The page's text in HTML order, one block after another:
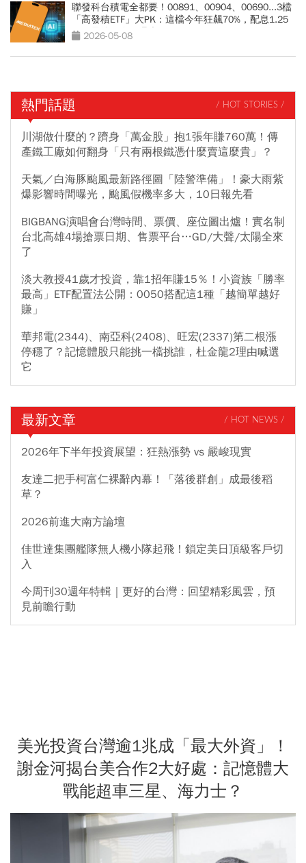
聯發科台積電全都要！00891、00904、00690...3檔
「高發積ETF」大PK：這檔今年狂飆70%，配息1.25
元、最後買進日曝光
2026-05-08
熱門話題 / HOT STORIES /
川湖做什麼的？躋身「萬金股」抱1張年賺760萬！傳
產鐵工廠如何翻身「只有兩根鐵憑什麼賣這麼貴」？
天氣／白海豚颱風最新路徑圖「陸警準備」！豪大雨紫
爆影響時間曝光，颱風假機率多大，10日報先看
BIGBANG演唱會台灣時間、票價、座位圖出爐！實名制
台北高雄4場搶票日期、售票平台…GD/大聲/太陽全來
了
淡大教授41歲才投資，靠1招年賺15％！小資族「勝率
最高」ETF配置法公開：0050搭配這1種「越簡單越好
賺」
華邦電(2344)、南亞科(2408)、旺宏(2337)第二根漲
停穩了？記憶體股只能挑一檔挑誰，杜金龍2理由喊選
它
最新文章 / HOT NEWS /
2026年下半年投資展望：狂熱漲勢 vs 嚴峻現實
友達二把手柯富仁裸辭內幕！「落後群創」成最後稻
草？
2026前進大南方論壇
佳世達集團艦隊無人機小隊起飛！鎖定美日頂級客戶切
入
今周刊30週年特輯｜更好的台灣：回望精彩風雲，預
見前瞻行動
美光投資台灣逾1兆成「最大外資」！
謝金河揭台美合作2大好處：記憶體大
戰能超車三星、海力士？